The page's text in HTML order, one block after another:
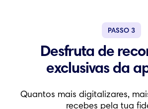
PASSO 3
Desfruta de
exclusivas da
Quantos mais digitalizares,
recebes pela tua